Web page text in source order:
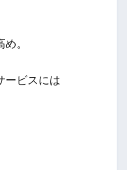
。
ービスには